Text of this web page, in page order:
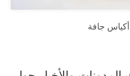
أكياس جافة